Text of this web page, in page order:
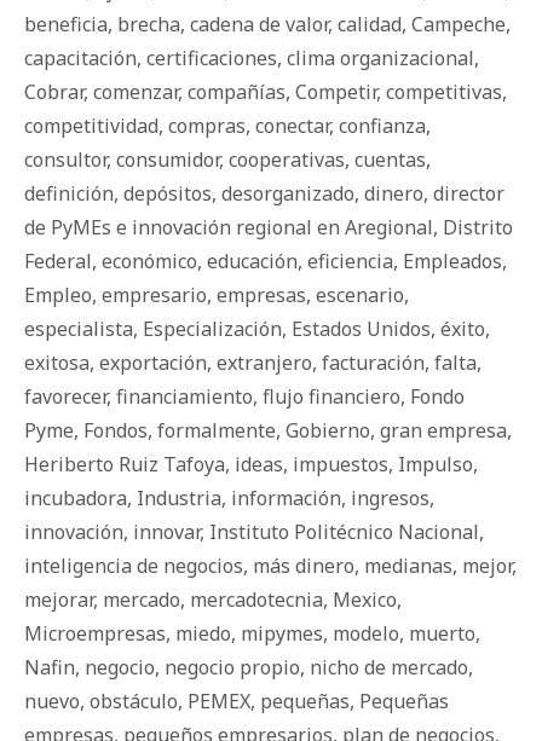
beneficia, brecha, cadena de valor, calidad, Campeche,
capacitación, certificaciones, clima organizacional,
Cobrar, comenzar, compañías, Competir, competitivas,
competitividad, compras, conectar, confianza,
consultor, consumidor, cooperativas, cuentas,
definición, depósitos, desorganizado, dinero, director
de PyMEs e innovación regional en Aregional, Distrito
Federal, económico, educación, eficiencia, Empleados,
Empleo, empresario, empresas, escenario,
especialista, Especialización, Estados Unidos, éxito,
exitosa, exportación, extranjero, facturación, falta,
favorecer, financiamiento, flujo financiero, Fondo
Pyme, Fondos, formalmente, Gobierno, gran empresa,
Heriberto Ruiz Tafoya, ideas, impuestos, Impulso,
incubadora, Industria, información, ingresos,
innovación, innovar, Instituto Politécnico Nacional,
inteligencia de negocios, más dinero, medianas, mejor,
mejorar, mercado, mercadotecnia, Mexico,
Microempresas, miedo, mipymes, modelo, muerto,
Nafin, negocio, negocio propio, nicho de mercado,
nuevo, obstáculo, PEMEX, pequeñas, Pequeñas
empresas, pequeños empresarios, plan de negocios,